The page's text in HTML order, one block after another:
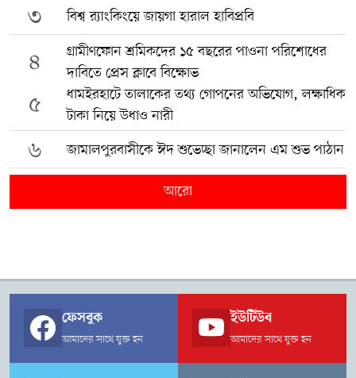
৩ বিশ্ব র‍্যাংকিংয়ে জায়গা হারাল হাবিপ্রবি
৪
গ্রামীণফোন শ্রমিকদের ১৫ বছরের পাওনা পরিশোধের
দাবিতে প্রেস ক্লাবে বিক্ষোভ
৫
ধামইরহাটে তালাকের তথ্য গোপনের অভিযোগ, লক্ষাধিক
টাকা নিয়ে উধাও নারী
৬ জামালপুরবাসীকে ঈদ শুভেচ্ছা জানালেন এম শুভ পাঠান
আরো
ফেসবুক
আমাদের সাথে যুক্ত হন
ইউটিউব
আমাদের সাথে যুক্ত হন